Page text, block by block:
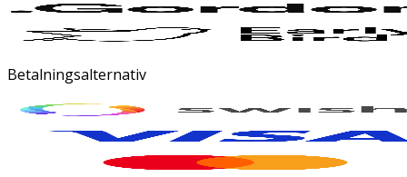
Betalningsalternativ